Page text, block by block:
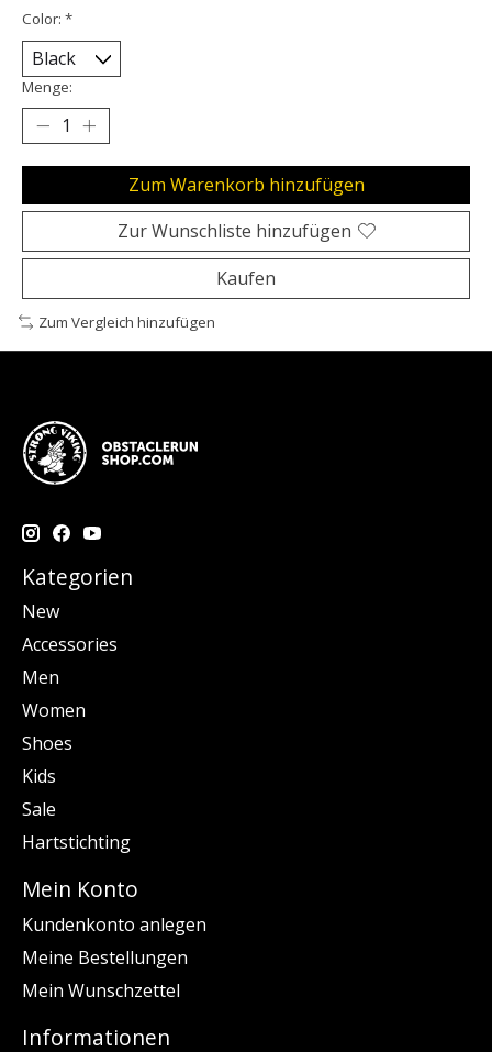
Color: *
Menge:
Zum Warenkorb hinzufügen
Zur Wunschliste hinzufügen
Kaufen
Zum Vergleich hinzufügen
Kategorien
New
Accessories
Men
Women
Shoes
Kids
Sale
Hartstichting
Mein Konto
Kundenkonto anlegen
Meine Bestellungen
Mein Wunschzettel
Informationen